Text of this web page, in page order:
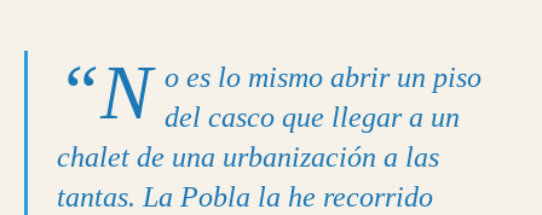
“N o es lo mismo abrir un piso
del casco que llegar a un
chalet de una urbanización a las
tantas. La Pobla la he recorrido